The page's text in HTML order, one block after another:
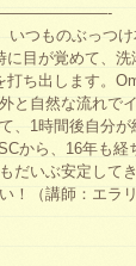
いつものぶっつ
目が覚めて、
ち出します。
と自然な流れで
、1時間後自分が
から、16年も経
だいぶ安定して
！（講師：エラ